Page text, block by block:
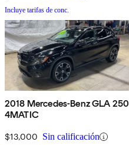
Incluye tarifas de conc.
2018 Mercedes-Benz GLA 250
4MATIC
$13,000 Sin calificación